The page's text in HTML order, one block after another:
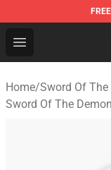
FREE
Open menu
Sword Of The
Home/Sword Of The
Sword Of The